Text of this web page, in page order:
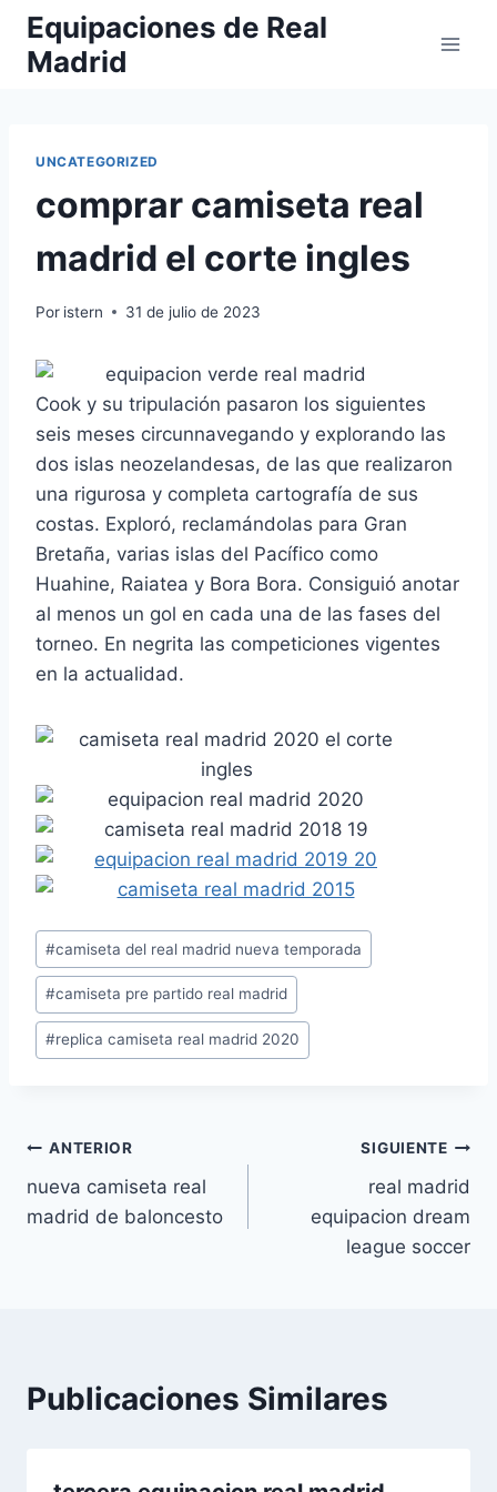
Saltar
contenido
Equipaciones de Real
Madrid
UNCATEGORIZED
comprar camiseta real
madrid el corte ingles
Por istern 31 de julio de 2023
Cook y su tripulación pasaron los siguientes
seis meses circunnavegando y explorando las
dos islas neozelandesas, de las que realizaron
una rigurosa y completa cartografía de sus
costas. Exploró, reclamándolas para Gran
Bretaña, varias islas del Pacífico como
Huahine, Raiatea y Bora Bora. Consiguió anotar
al menos un gol en cada una de las fases del
torneo. En negrita las competiciones vigentes
en la actualidad.
Etiquetas
de
la
entrada:
#camiseta del real madrid nueva temporada
#camiseta pre partido real madrid
#replica camiseta real madrid 2020
Navegación
de
ANTERIOR
nueva camiseta real
madrid de baloncesto
SIGUIENTE
real madrid
equipacion dream
league soccer
Publicaciones Similares